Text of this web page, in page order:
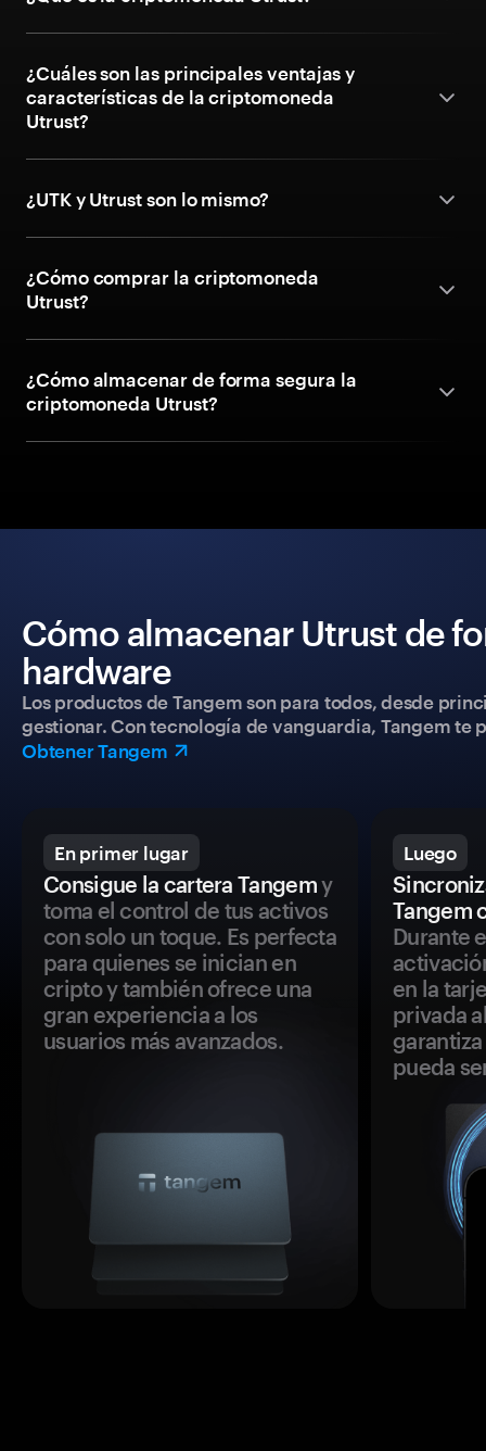
¿Cuáles son las principales ventajas y
características de la criptomoneda
Utrust?
¿UTK y Utrust son lo mismo?
¿Cómo comprar la criptomoneda
Utrust?
¿Cómo almacenar de forma segura la
criptomoneda Utrust?
Cómo almacenar Utrust de
hardware
Los productos de Tangem son para todos, desde
gestionar. Con tecnología de vanguardia, Tangem
Obtener Tangem
En primer lugar
Consigue la cartera Tangemy
toma el control de tus activos
con solo un toque. Es perfecta
para quienes se inician en
cripto y también ofrece una
gran experiencia a los
usuarios más avanzados.
Luego
Tangem
Durante
en la
privada
pueda